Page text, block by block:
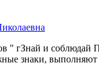
" гЗнай и соблюдай
знаки,